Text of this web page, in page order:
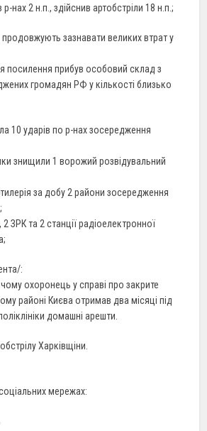
р-нах 2 н.п., здійснив артобстріли 18 н.п.;
продовжують зазнавати великих втрат у
посилення прибув особовий склад з
громадян РФ у кількості близько
10 ударів по р-нах зосередження
знищили 1 ворожий розвідувальний
за добу 2 райони зосередження
ЗРК та 2 станції радіоелектронної
:
охоронець у справі про закрите
районі Києва отримав два місяці під
домашні арешти.
Харківщіни.
мережах: